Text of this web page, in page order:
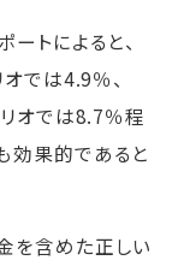
トによると、
では4.9％、
オでは8.7％程
効果的であると
を含めた正しい